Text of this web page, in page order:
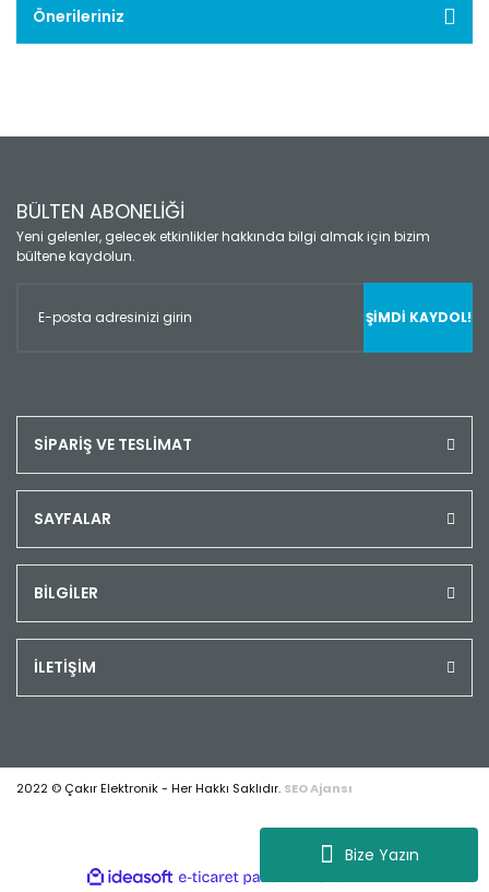
Bize Yazın
Önerileriniz
BÜLTEN ABONELİĞİ
Yeni gelenler, gelecek etkinlikler hakkında bilgi almak için bizim
bültene kaydolun.
ŞİMDİ KAYDOL!
SİPARİŞ VE TESLİMAT
SAYFALAR
BİLGİLER
İLETİŞİM
2022 © Çakır Elektronik - Her Hakkı Saklıdır. SEO Ajansı
ideasoft